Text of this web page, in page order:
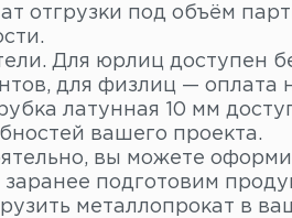
отгрузки под объём
Для юрлиц доступен
для физлиц — оплата
латунная 10 мм
вашего проекта.
вы можете
подготовим
металлопрокат в